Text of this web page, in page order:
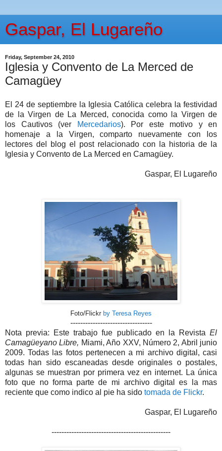
Gaspar, El Lugareño
Friday, September 24, 2010
Iglesia y Convento de La Merced de
Camagüey
El 24 de septiembre la Iglesia Católica celebra la festividad
de la Virgen de La Merced, conocida como la Virgen de
los Cautivos (ver
Mercedarios). Por este motivo y en
homenaje a la Virgen, comparto nuevamente con los
lectores del blog el post relacionado con la historia de la
Iglesia y Convento de La Merced en Camagüey.
Gaspar, El Lugareño
Foto/Flickr by Teresa Reyes
---------------------------------
Nota previa: Este trabajo fue publicado en la Revista El
Camagüeyano Libre, Miami, Año XXV, Número 2, Abril junio
2009. Todas las fotos pertenecen a mi archivo digital, casi
todas han sido escaneadas desde originales o postales,
algunas se muestran por primera vez en internet. La única
foto que no forma parte de mi archivo digital es la mas
reciente que como indico al pie ha sido tomada de Flickr.
Gaspar, El Lugareño
------------------------------------------------